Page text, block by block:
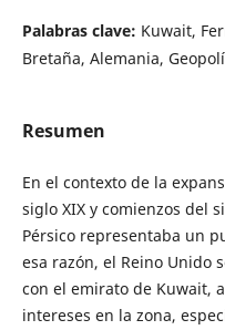
Palabras clave: Kuwait,
Bretaña, Alemania,
Resumen
En el contexto de la
siglo XIX y comienzos del
Pérsico representaba un
esa razón, el Reino Unido
con el emirato de Kuwait,
intereses en la zona,